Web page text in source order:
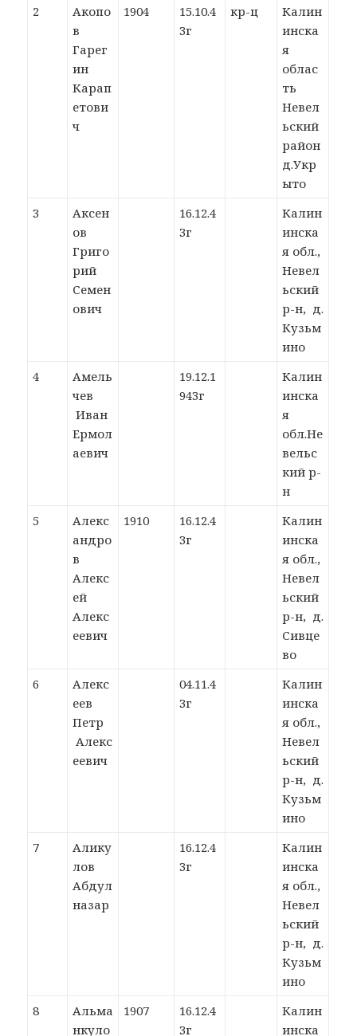
2
Акопо
в
Гарег
ин
Карап
етови
ч
1904
15.10.4
3г
кр-ц
Калин
инска
я
облас
ть
Невел
ьский
район
д.Укр
ыто
3
Аксен
ов
Григо
рий
Семен
ович
16.12.4
3г
Калин
инска
я обл.,
Невел
ьский
р-н, д.
Кузьм
ино
4
Амель
чев
Иван
Ермол
аевич
19.12.1
943г
Калин
инска
я
обл.Не
вельс
кий р-
н
5
Алекс
андро
в
Алекс
ей
Алекс
еевич
1910
16.12.4
3г
Калин
инска
я обл.,
Невел
ьский
р-н, д.
Сивце
во
6
Алекс
еев
Петр
Алекс
еевич
04.11.4
3г
Калин
инска
я обл.,
Невел
ьский
р-н, д.
Кузьм
ино
7
Алику
лов
Абдул
назар
16.12.4
3г
Калин
инска
я обл.,
Невел
ьский
р-н, д.
Кузьм
ино
8
Альма
нкуло
1907
16.12.4
3г
Калин
инска